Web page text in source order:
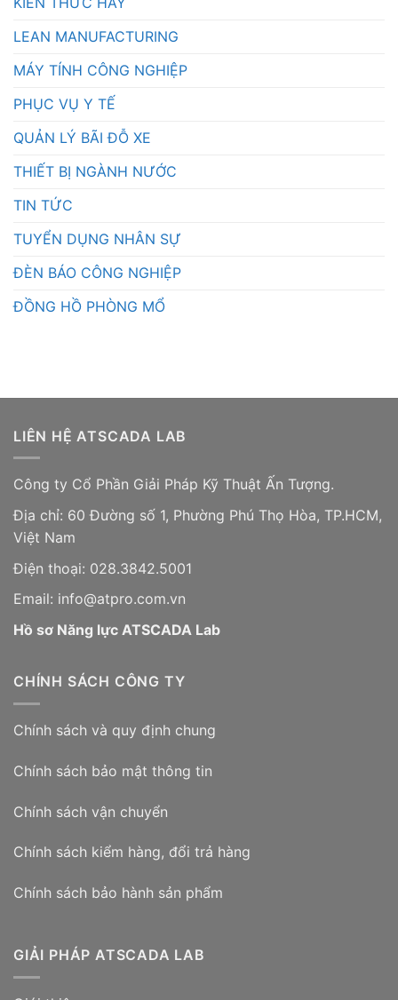
LEAN MANUFACTURING
MÁY TÍNH CÔNG NGHIỆP
PHỤC VỤ Y TẾ
QUẢN LÝ BÃI ĐỖ XE
THIẾT BỊ NGÀNH NƯỚC
TIN TỨC
TUYỂN DỤNG NHÂN SỰ
ĐÈN BÁO CÔNG NGHIỆP
ĐỒNG HỒ PHÒNG MỔ
LIÊN HỆ ATSCADA LAB
Công ty Cổ Phần Giải Pháp Kỹ Thuật Ấn Tượng.
Địa chỉ: 60 Đường số 1, Phường Phú Thọ Hòa, TP.HCM,
Việt Nam
Điện thoại: 028.3842.5001
Email: info@atpro.com.vn
Hồ sơ Năng lực ATSCADA Lab
CHÍNH SÁCH CÔNG TY
Chính sách và quy định chung
Chính sách bảo mật thông tin
Chính sách vận chuyển
Chính sách kiểm hàng, đổi trả hàng
Chính sách bảo hành sản phẩm
GIẢI PHÁP ATSCADA LAB